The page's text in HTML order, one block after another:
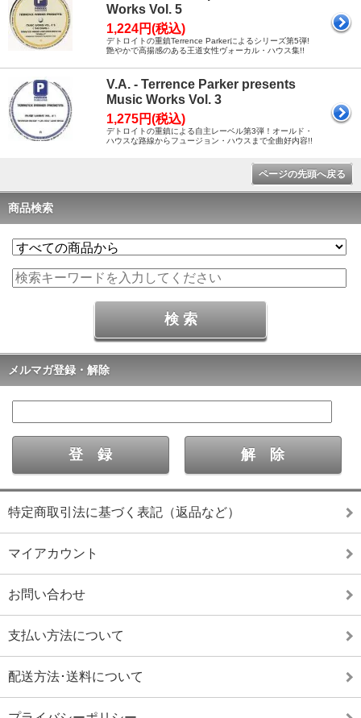
Works Vol. 5
1,224円(税込)
デトロイトの重鎮Terrence Parkerによるシリーズ第5弾!
艶やかで高揚感のある王道女性ヴォーカル・ハウス集!!
V.A. - Terrence Parker presents
Music Works Vol. 3
1,275円(税込)
デトロイトの重鎮による自主レーベル第3弾！オールド・
ハウスな路線からフュージョン・ハウスまで全曲好内容!!
ページの先頭へ戻る
商品検索
メルマガ登録・解除
特定商取引法に基づく表記（返品など）
マイアカウント
お問い合わせ
支払い方法について
配送方法･送料について